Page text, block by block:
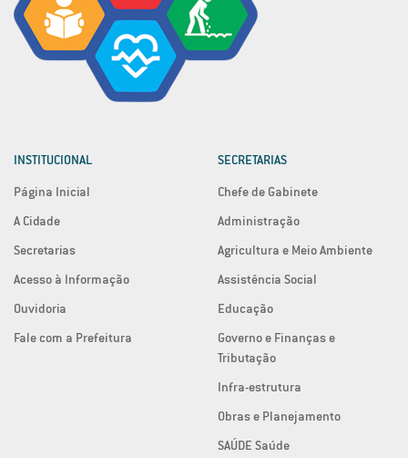
INSTITUCIONAL
Página Inicial
A Cidade
Secretarias
Acesso à Informação
Ouvidoria
Fale com a Prefeitura
SECRETARIAS
Chefe de Gabinete
Administração
Agricultura e Meio Ambiente
Assistência Social
Educação
Governo e Finanças e
Tributação
Infra-estrutura
Obras e Planejamento
SAÚDE Saúde